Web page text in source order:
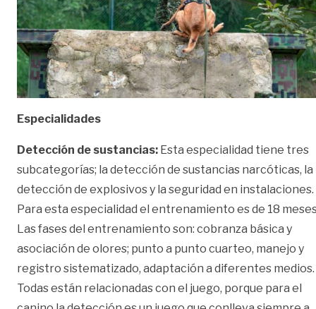
Especialidades
Detección de sustancias: Esta especialidad tiene tres
subcategorías; la detección de sustancias narcóticas, la
detección de explosivos y la seguridad en instalaciones.
Para esta especialidad el entrenamiento es de 18
Las fases del entrenamiento son: cobranza básica y
asociación de olores; punto a punto cuarteo, manejo y
registro sistematizado, adaptación a diferentes medios.
Todas están relacionadas con el juego, porque para el